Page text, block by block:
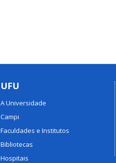
UFU
A Universidade
Campi
Faculdades e Institutos
Bibliotecas
Hospitais